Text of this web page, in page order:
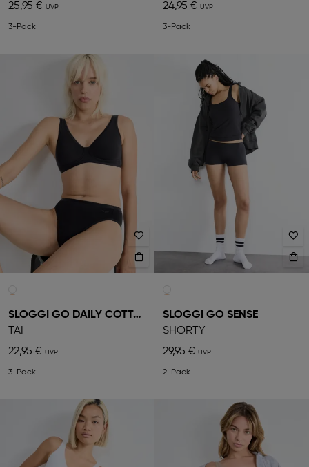
25,95 €
3-Pack
24,95 €
3-Pack
SLOGGI GO DAILY COTTON
TAI
22,95 €
3-Pack
SLOGGI GO SENSE
SHORTY
29,95 €
2-Pack